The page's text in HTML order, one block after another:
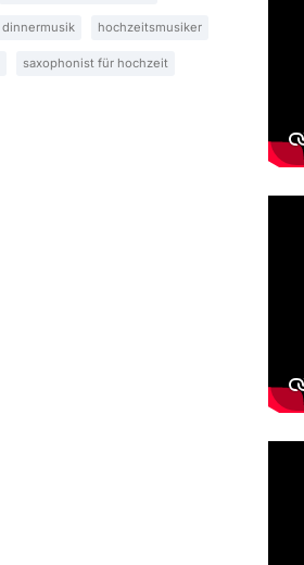
dinnermusik hochzeitsmusiker
saxophonist für hochzeit